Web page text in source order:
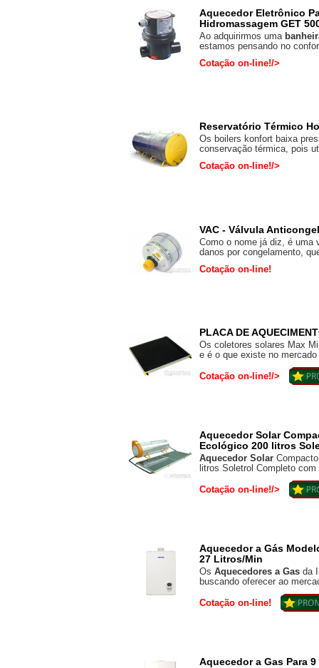
Aquecedor Eletrônico
Hidromassagem GET
Ao adquirirmos uma
estamos pensando no
Cotação on-line!/>
Reservatório Térmico
Os boilers konfort baixa
conservação térmica, pois
Cotação on-line!/>
VAC - Válvula
Como o nome já diz, é uma
danos por congelamento,
Cotação on-line!
PLACA DE
Os coletores solares Max
e é o que existe no
Cotação on-line!/>
Aquecedor Solar
Ecológico 200 litros
Aquecedor SolarCompacto
litros Soletrol Completo
Cotação on-line!/>
Aquecedor a Gás
27 Litros/Min
Os Aquecedores a Gasda
buscando oferecer ao
Cotação on-line!
Aquecedor a Gas Para